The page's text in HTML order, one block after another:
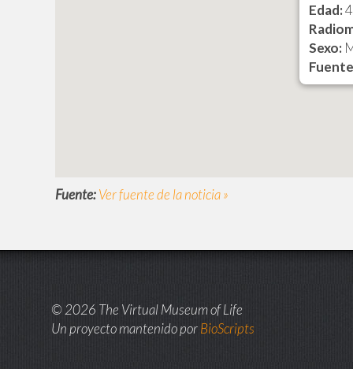
Edad:
Sexo:
Fuente:Ver fuente de la noticia »
© 2026 The Virtual Museum of Life
Un proyecto mantenido porBioScripts